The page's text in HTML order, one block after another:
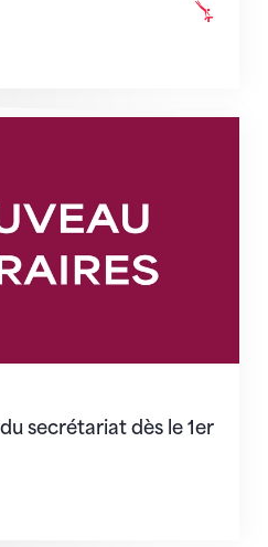
secrétariat dès le 1er
dès le 1er août